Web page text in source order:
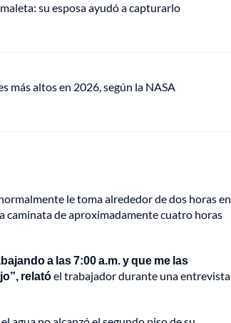
su esposa ayudó a capturarlo
más altos en 2026, según la NASA
le toma alrededor de dos horas en
caminata de aproximadamente cuatro horas
a las 7:00 a.m. y que me las
relatóel trabajador durante una entrevista